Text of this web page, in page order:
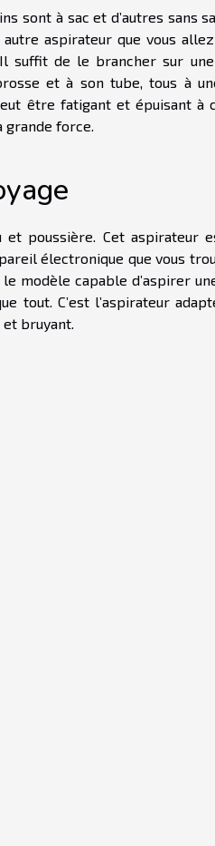
sont à sac et d’autres sans
autre aspirateur que vous
suffit de le brancher sur
et à son tube, tous à
être fatigant et épuisant à
grande force.
et poussière. Cet aspirateur
électronique que vous
modèle capable d’aspirer
tout. C’est l’aspirateur
bruyant.